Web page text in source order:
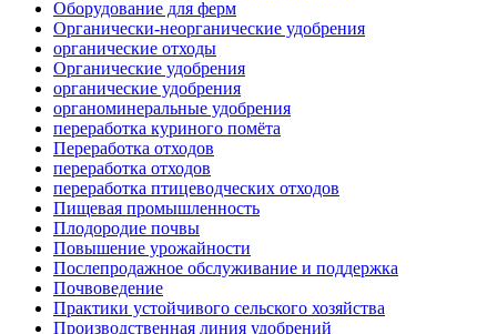
Оборудование для ферм
Органически-неорганические удобрения
органические отходы
Органические удобрения
органические удобрения
органоминеральные удобрения
переработка куриного помёта
Переработка отходов
переработка отходов
переработка птицеводческих отходов
Пищевая промышленность
Плодородие почвы
Повышение урожайности
Послепродажное обслуживание и поддержка
Почвоведение
Практики устойчивого сельского хозяйства
Производственная линия удобрений